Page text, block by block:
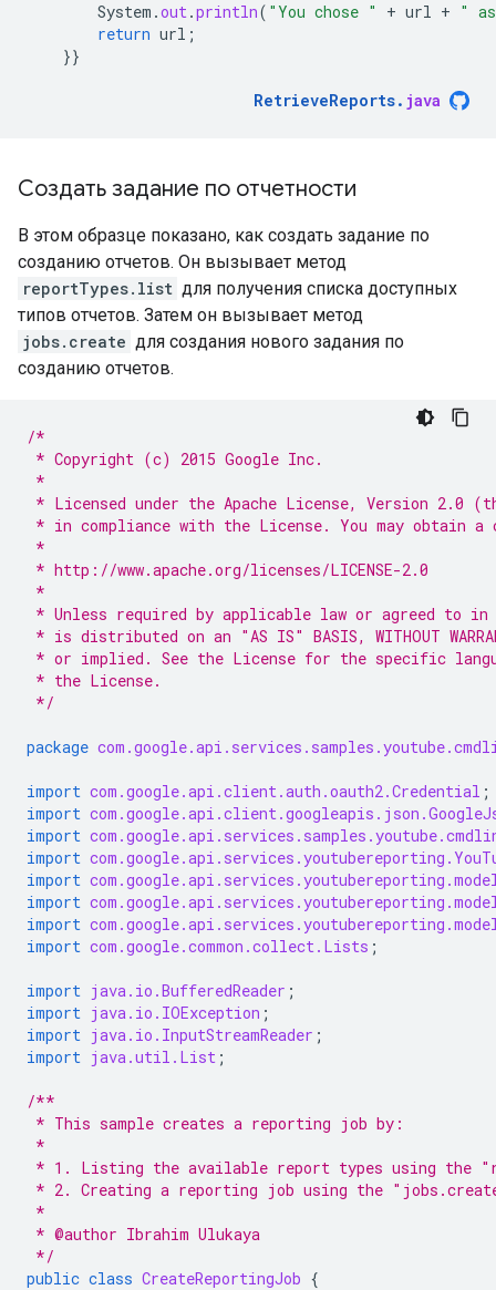
System .out.println( "You chose " + url + "
return url ;
}}
RetrieveReports. java
Создать задание по отчетности
В этом образце показано, как создать задание по
созданию отчетов. Он вызывает метод
reportTypes.list для получения списка доступных
типов отчетов. Затем он вызывает метод
jobs.create для создания нового задания по
созданию отчетов.
/*
* Copyright (c) 2015 Google Inc.
*
* Licensed under the Apache License, Version
* in compliance with the License. You may obtain
*
* http://www.apache.org/licenses/LICENSE-2.0
*
* Unless required by applicable law or agreed to
* is distributed on an "AS IS" BASIS, WITHOUT
* or implied. See the License for the specific
* the License.
*/
package
import com.google.api.client.auth.oauth2.Credential ;
import
import
import
import
import
import
import com.google.common.collect.Lists ;
import java.io.BufferedReader ;
import java.io.IOException ;
import java.io.InputStreamReader ;
import java.util.List ;
/**
* This sample creates a reporting job by:
*
* 1. Listing the available report types using the
* 2. Creating a reporting job using the
*
* @author Ibrahim Ulukaya
*/
public class CreateReportingJob {